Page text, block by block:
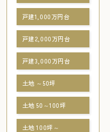
戸建1,000万円台
戸建2,000万円台
戸建3,000万円台
土地 ～50坪
土地 50～100坪
土地 100坪～